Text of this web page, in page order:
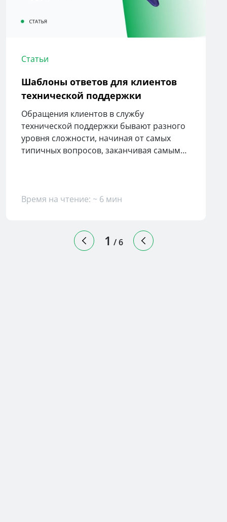
Статьи
Шаблоны ответов для клиентов
технической поддержки
Обращения клиентов в службу
технической поддержки бывают разного
уровня сложности, начиная от самых
типичных вопросов, заканчивая самыми
нелишним будет иметь под рукой список
общение с клиентами. Сегодня в статье
познакомимся с подобным списком
Время на чтение: ~ 6 мин
1 / 6